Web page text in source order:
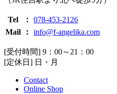
Tel ：
078-453-2126
Mail
： info@f-angelika.com
[受付時間] 9：00～21：00
[定休日] 日・月
Contact
Online Shop